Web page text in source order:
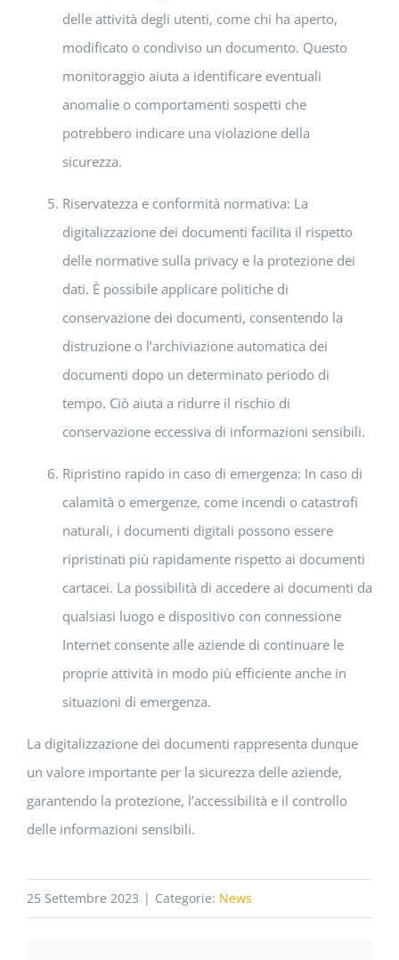
delle attività degli utenti, come chi ha aperto,
modificato o condiviso un documento. Questo
monitoraggio aiuta a identificare eventuali
anomalie o comportamenti sospetti che
potrebbero indicare una violazione della
sicurezza.
Riservatezza e conformità normativa: La
digitalizzazione dei documenti facilita il rispetto
delle normative sulla privacy e la protezione dei
dati. È possibile applicare politiche di
conservazione dei documenti, consentendo la
distruzione o l’archiviazione automatica dei
documenti dopo un determinato periodo di
tempo. Ciò aiuta a ridurre il rischio di
conservazione eccessiva di informazioni sensibili.
Ripristino rapido in caso di emergenza: In caso di
calamità o emergenze, come incendi o catastrofi
naturali, i documenti digitali possono essere
ripristinati più rapidamente rispetto ai documenti
cartacei. La possibilità di accedere ai documenti da
qualsiasi luogo e dispositivo con connessione
Internet consente alle aziende di continuare le
proprie attività in modo più efficiente anche in
situazioni di emergenza.
La digitalizzazione dei documenti rappresenta dunque
un valore importante per la sicurezza delle aziende,
garantendo la protezione, l’accessibilità e il controllo
delle informazioni sensibili.
25 Settembre 2023 | Categorie: News